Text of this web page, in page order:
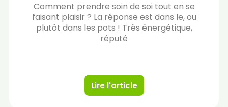
Comment prendre soin de soi tout en se
faisant plaisir ? La réponse est dans le, ou
plutôt dans les pots ! Très énergétique,
réputé
Lire l'article